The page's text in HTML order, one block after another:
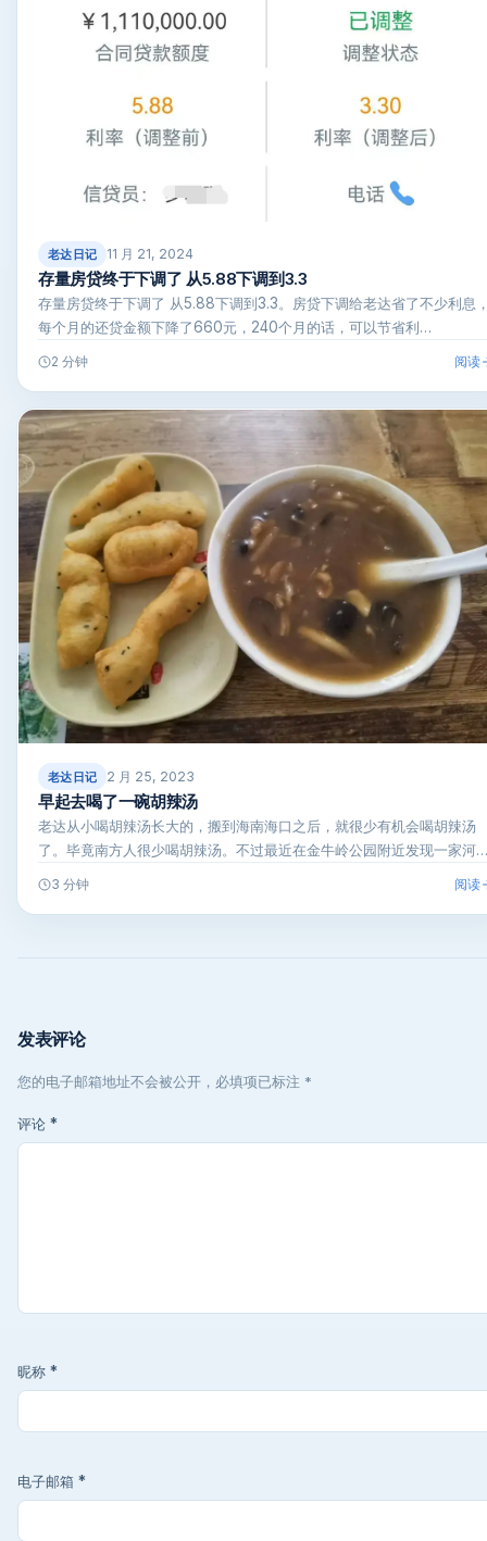
老达日记 11 月 21, 2024
存量房贷终于下调了 从5.88下调到3.3
存量房贷终于下调了 从5.88下调到3.3。房贷下调给老达省了不少利息
每个月的还贷金额下降了660元，240个月的话，可以节省利…
2 分钟 阅读
老达日记 2 月 25, 2023
早起去喝了一碗胡辣汤
老达从小喝胡辣汤长大的，搬到海南海口之后，就很少有机会喝胡辣汤
了。毕竟南方人很少喝胡辣汤。不过最近在金牛岭公园附近发现一家河
3 分钟 阅读
发表评论
您的电子邮箱地址不会被公开，必填项已标注 *
评论 *
昵称 *
电子邮箱 *